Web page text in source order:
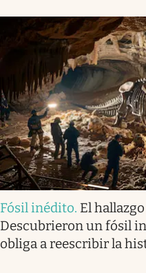
Fósil inédito. El
Descubrieron un fósil
obliga a reescribir la